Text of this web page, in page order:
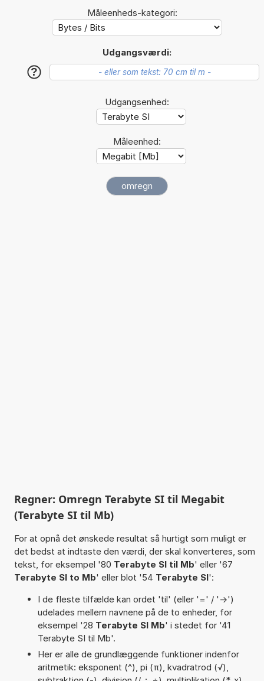
Måleenheds-kategori:
Udgangsværdi:
?
Udgangsenhed:
Måleenhed:
Regner: Omregn Terabyte SI til Megabit
(Terabyte SI til Mb)
For at opnå det ønskede resultat så hurtigt som muligt er
det bedst at indtaste den værdi, der skal konverteres, som
tekst, for eksempel '80 Terabyte SI til Mb' eller '67
Terabyte SI to Mb' eller blot '54 Terabyte SI':
I de fleste tilfælde kan ordet 'til' (eller '=' / '->')
udelades mellem navnene på de to enheder, for
eksempel '28 Terabyte SI Mb' i stedet for '41
Terabyte SI til Mb'.
Her er alle de grundlæggende funktioner indenfor
aritmetik: eksponent (^), pi (π), kvadratrod (√),